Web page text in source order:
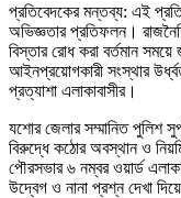
প্রতিবেদকের মন্তব্য: এই
অভিজ্ঞতার প্রতিফলন।
বিস্তার রোধ করা বর্তমান
আইনপ্রয়োগকারী সংস্থার
প্রত্যাশা এলাকাবাসীর।
যশোর জেলার সম্মানিত পুলিশ
বিরুদ্ধে কঠোর অবস্থান ও
পৌরসভার ৬ নম্বর ওয়ার্ড
উদ্বেগ ও নানা প্রশ্ন দেখা